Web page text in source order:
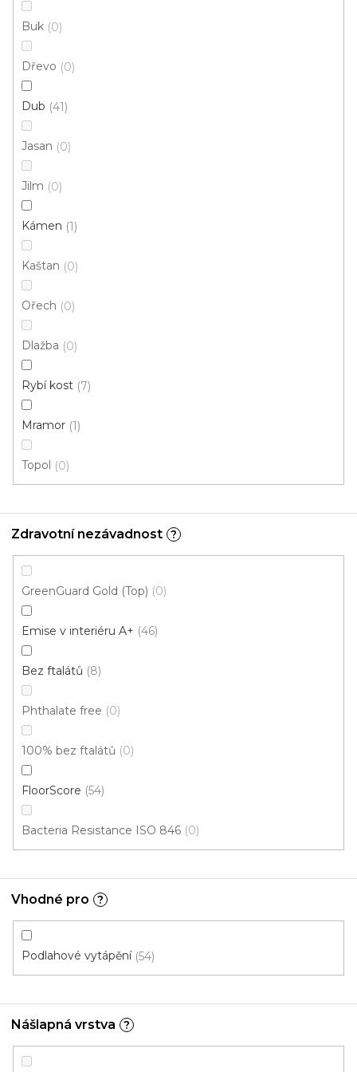
Buk 0
Dřevo 0
Dub 41
Jasan 0
Jilm 0
Kámen 1
Kaštan 0
Ořech 0
Dlažba 0
Rybí kost 7
Mramor 1
Topol 0
Zdravotní nezávadnost ?
GreenGuard Gold (Top) 0
Emise v interiéru A+ 46
Bez ftalátů 8
Phthalate free 0
100% bez ftalátů 0
FloorScore 54
Bacteria Resistance ISO 846 0
Vhodné pro ?
Podlahové vytápění 54
Nášlapná vrstva ?
Vinylová podlaha MODULEO ROOTS 40 Cantera
46930
Skladem externě, odesíláme do 2-3 dnů
579 Kč/ m2
Fix Standard K (lepená)
Cenový hit
Vinylová podlaha MODULEO ROOTS 40 Classic
Oak 24235
Skladem externě, odesíláme do 2-3 dnů
579 Kč / m2
Měrná
149,19 Kč / 1 m2
Fix Standard D (lepená)
Cenový hit